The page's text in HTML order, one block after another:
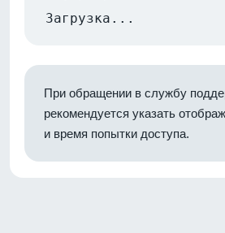
Загрузка...
При обращении в службу
рекомендуется указать
и время попытки доступа.